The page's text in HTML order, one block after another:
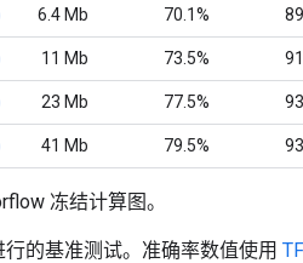
6.4 Mb 70.1%
11 Mb 73.5%
23 Mb 77.5%
41 Mb 79.5%
冻结计算图。
的基准测试。准确率数值使用